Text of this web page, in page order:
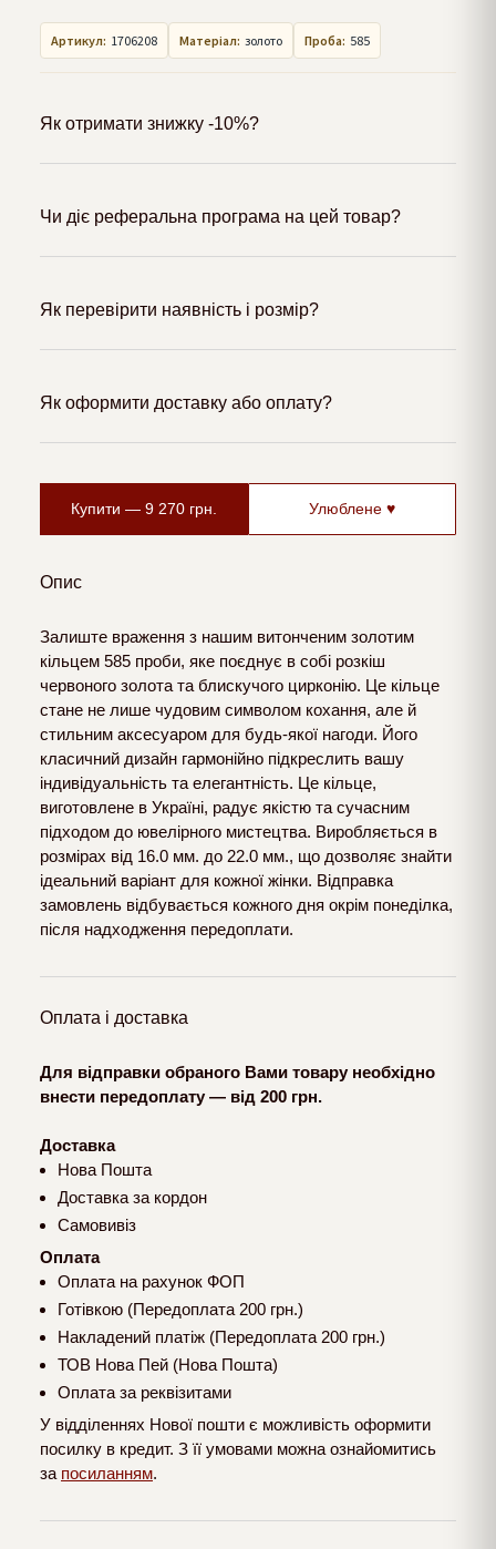
Артикул: 1706208 Матеріал: золото Проба: 585
Як отримати знижку -10%?
Чи діє реферальна програма на цей товар?
Як перевірити наявність і розмір?
Як оформити доставку або оплату?
Купити — 9 270 грн. Улюблене ♥
Опис
Залиште враження з нашим витонченим золотим
кільцем 585 проби, яке поєднує в собі розкіш
червоного золота та блискучого цирконію. Це кільце
стане не лише чудовим символом кохання, але й
стильним аксесуаром для будь-якої нагоди. Його
класичний дизайн гармонійно підкреслить вашу
індивідуальність та елегантність. Це кільце,
виготовлене в Україні, радує якістю та сучасним
підходом до ювелірного мистецтва. Виробляється в
розмірах від 16.0 мм. до 22.0 мм., що дозволяє знайти
ідеальний варіант для кожної жінки. Відправка
замовлень відбувається кожного дня окрім понеділка,
після надходження передоплати.
Оплата і доставка
Для відправки обраного Вами товару необхідно
внести передоплату — від 200 грн.
Доставка
Нова Пошта
Доставка за кордон
Самовивіз
Оплата
Оплата на рахунок ФОП
Готівкою (Передоплата 200 грн.)
Накладений платіж (Передоплата 200 грн.)
ТОВ Нова Пей (Нова Пошта)
Оплата за реквізитами
У відділеннях Нової пошти є можливість оформити
посилку в кредит. З її умовами можна ознайомитись
за посиланням.